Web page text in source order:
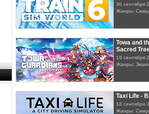
30 сентября
Жанры:
Towa and
Sacred
19 сентября
Жанры:
Taxi Life -
18 сентября
Жанры: